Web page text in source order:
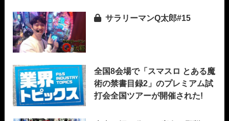
サラリーマンQ太郎#15
全国8会場で「スマスロ とある魔
術の禁書目録2」のプレミアム試
打会全国ツアーが開催された!